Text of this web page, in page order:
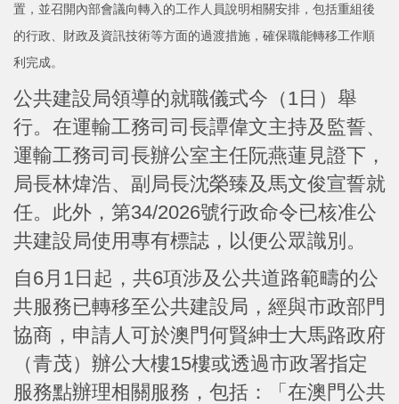
置，並召開內部會議向轉入的工作人員說明相關安排，包括重組後
的行政、財政及資訊技術等方面的過渡措施，確保職能轉移工作順
利完成。
公共建設局領導的就職儀式今（1日）舉
行。在運輸工務司司長譚偉文主持及監誓、
運輸工務司司長辦公室主任阮燕蓮見證下，
局長林煒浩、副局長沈榮臻及馬文俊宣誓就
任。此外，第34/2026號行政命令已核准公
共建設局使用專有標誌，以便公眾識別。
自6月1日起，共6項涉及公共道路範疇的公
共服務已轉移至公共建設局，經與市政部門
協商，申請人可於澳門何賢紳士大馬路政府
（青茂）辦公大樓15樓或透過市政署指定
服務點辦理相關服務，包括：「在澳門公共